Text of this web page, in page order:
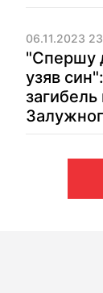
06.11.2023
"Спершу
узяв
загибель